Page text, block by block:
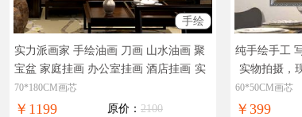
手绘
实力派画家 手绘油画 刀画 山水油画 聚
宝盆 家庭挂画 办公室挂画 酒店挂画 实
物拍摄，现货图片，在线支付，全国免
邮
70*180CM画芯
￥1199 原价： 2100
纯手绘手工
实物拍摄，
免邮
60*50CM画芯
￥399